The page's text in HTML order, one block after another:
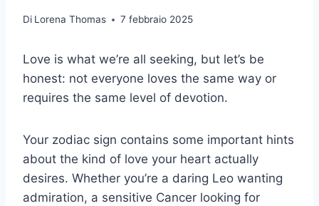
Di Lorena Thomas 7 febbraio 2025
Love is what we’re all seeking, but let’s be
honest: not everyone loves the same way or
requires the same level of devotion.
Your zodiac sign contains some important hints
about the kind of love your heart actually
desires. Whether you’re a daring Leo wanting
admiration, a sensitive Cancer looking for